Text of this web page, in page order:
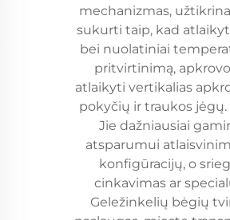
mechanizmas,
sukurti taip, kad
bei nuolatiniai
pritvirtinimą,
atlaikyti vertikalias
pokyčių ir traukos
Jie dažniausiai
atsparumui
konfigūracijų, o
cinkavimas ar
Geležinkelių bėgių